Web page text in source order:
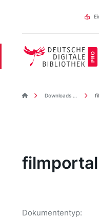
DDBpro Startseite
Downloads & Links
Dokumententyp: